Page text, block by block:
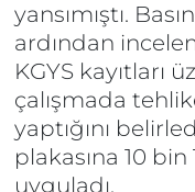
yansımıştı.
ardından
KGYS kayıtları
çalışmada
yaptığını
plakasına 10
uyguladı.